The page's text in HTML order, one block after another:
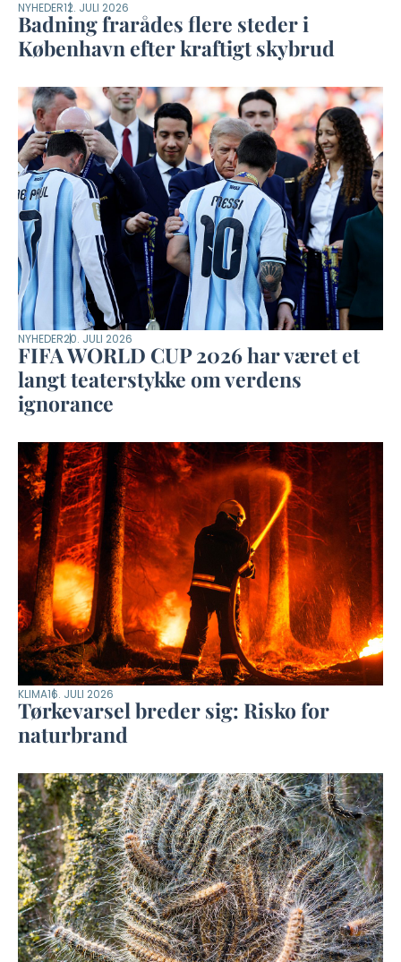
NYHEDER12. JULI 2026
Badning frarådes flere steder i
København efter kraftigt skybrud
NYHEDER20. JULI 2026
FIFA WORLD CUP 2026 har været et
langt teaterstykke om verdens
ignorance
KLIMA16. JULI 2026
Tørkevarsel breder sig: Risko for
naturbrand